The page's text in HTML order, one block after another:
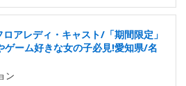
アレディ・キャスト/「期間限定」
ーム好きな女の子必見!愛知県/名
ン